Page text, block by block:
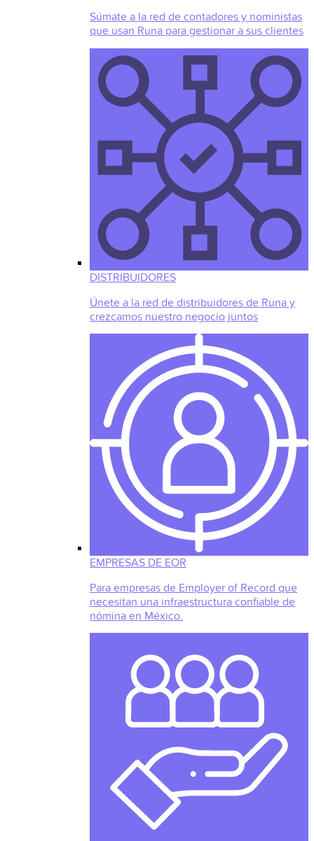
Súmate a la red de contadores y noministas
que usan Runa para gestionar a sus clientes
DISTRIBUIDORES
Únete a la red de distribuidores de Runa y
crezcamos nuestro negocio juntos
EMPRESAS DE EOR
Para empresas de Employer of Record que
necesitan una infraestructura confiable de
nómina en México.